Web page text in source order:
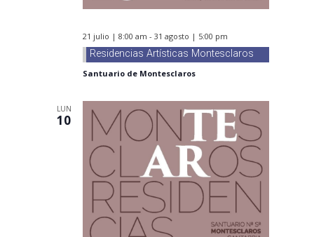
21 julio | 8:00 am -31 agosto | 5:00 pm
Residencias Artísticas Montesclaros
Santuario de Montesclaros
LUN
10